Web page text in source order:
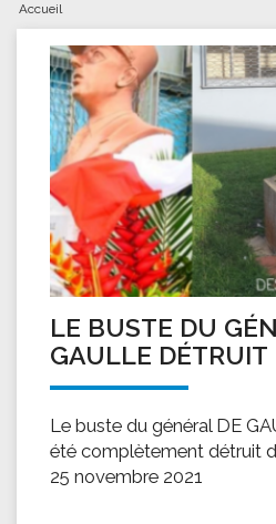
Vous êtes ici
Accueil
LE BUSTE DU
GAULLE DÉTRUIT
Le buste du général DE
été complètement détruit
25 novembre 2021